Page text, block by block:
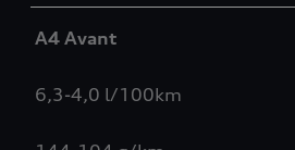
A4 Avant
6,3-4,0 l/100km